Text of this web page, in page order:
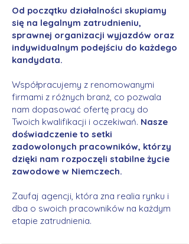
Od początku działalności skupiamy
się na legalnym zatrudnieniu,
sprawnej organizacji wyjazdów oraz
indywidualnym podejściu do każdego
kandydata.
Współpracujemy z renomowanymi
firmami z różnych branż, co pozwala
nam dopasować ofertę pracy do
Twoich kwalifikacji i oczekiwań. Nasze
doświadczenie to setki
zadowolonych pracowników, którzy
dzięki nam rozpoczęli stabilne życie
zawodowe w Niemczech.
Zaufaj agencji, która zna realia rynku i
dba o swoich pracowników na każdym
etapie zatrudnienia.